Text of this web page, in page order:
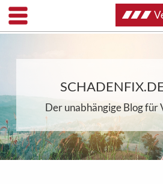
Der unabhängige Blog für